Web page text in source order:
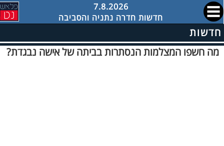
7.8.2026
חדשות חדרה נתניה והסביבה
חדשות
מה חשפו המצלמות הנסתרות בביתה של אישה נבגדת?